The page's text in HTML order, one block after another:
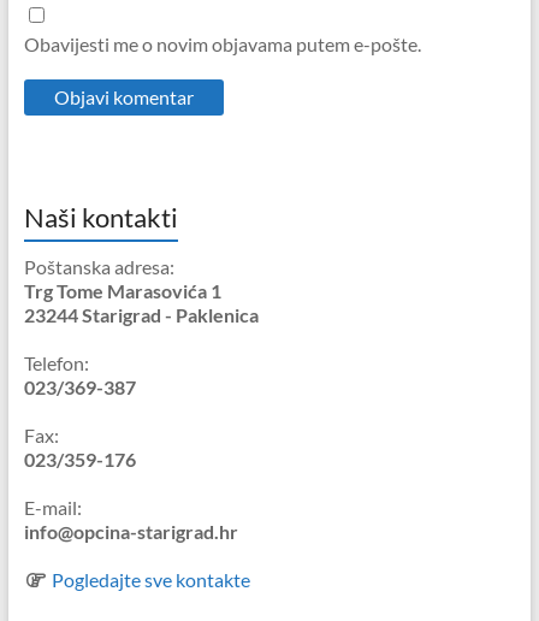
Obavijesti me o novim objavama putem e-pošte.
Naši kontakti
Poštanska adresa:
Trg Tome Marasovića 1
23244 Starigrad - Paklenica
Telefon:
023/369-387
Fax:
023/359-176
E-mail:
info@opcina-starigrad.hr
Pogledajte sve kontakte